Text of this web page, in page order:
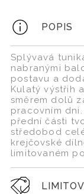
POPIS
Splývavá
nabranými
postavu a
Kulatý výstřih
směrem dolů
pracovním
přední části
středobod
krejčovské
limitovaném